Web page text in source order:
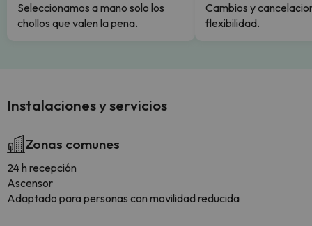
Seleccionamos a mano solo los
chollos que valen la pena.
Cambios y
flexibilidad.
Instalaciones y servicios
Zonas comunes
24 h recepción
Ascensor
Adaptado para personas con movilidad reducida